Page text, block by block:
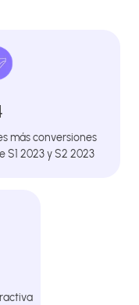
más conversiones
S1 2023 y S2 2023